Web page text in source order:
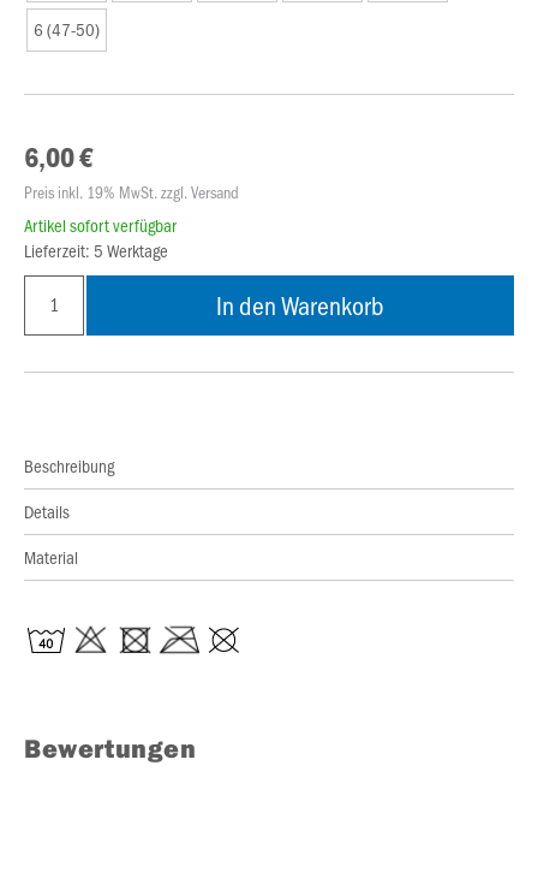
6 (47-50)
6,00 €
Preis inkl. 19% MwSt. zzgl. Versand
Artikel sofort verfügbar
Lieferzeit: 5 Werktage
In den Warenkorb
Beschreibung
Details
Material
Bewertungen